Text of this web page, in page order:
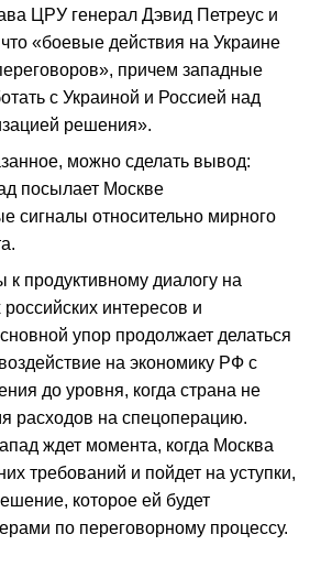
ЦРУ генерал Дэвид Петреус и
«боевые действия на Украине
причем западные
с Украиной и Россией над
решения».
можно сделать вывод:
посылает Москве
сигналы относительно мирного
к продуктивному диалогу на
интересов и
упор продолжает делаться
на экономику РФ с
до уровня, когда страна не
расходов на спецоперацию.
ждет момента, когда Москва
требований и пойдет на уступки,
которое ей будет
по переговорному процессу.